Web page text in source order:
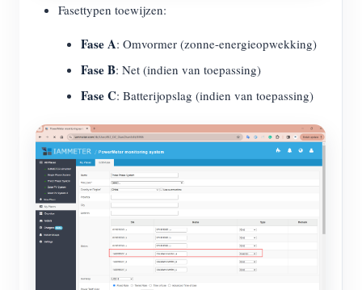
Fasettypen toewijzen:
Fase A: Omvormer (zonne-energieopwekking)
Fase B: Net (indien van toepassing)
Fase C: Batterijopslag (indien van toepassing)